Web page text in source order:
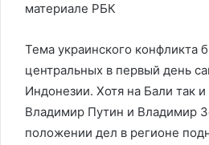
материале РБК
Тема украинского конфликта
центральных в первый день
Индонезии. Хотя на Бали так
Владимир Путин и Владимир
положении дел в регионе